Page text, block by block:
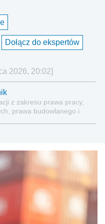
Dołącz do ekspertów
2026, 20:02]
z zakresu prawa pracy,
prawa budowlanego i